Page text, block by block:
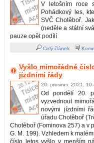
V letošním roce
Pohádkový les,
SVČ Chotěboř.
(neděle a státní
pauze opět podílí
Celý článek
Vyšlo mimořádné
jízdními řády
20. prosinec 2021,
Od pondělí 20.
vyzvednout
novými jízdními
úřadu Chotěboř
Chotěboř (Fominova 257) a v
G. M. 199). Vzhledem k
číslo letos vyšlo v menším